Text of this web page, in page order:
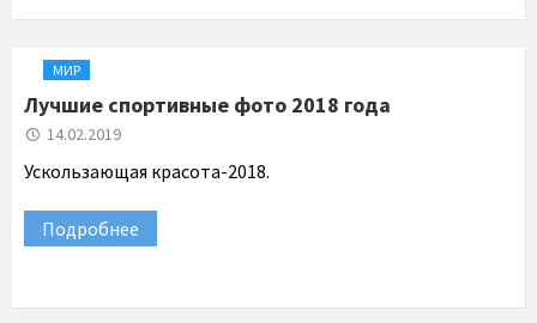
МИР
Лучшие спортивные фото 2018 года
14.02.2019
Ускользающая красота-2018.
Подробнее